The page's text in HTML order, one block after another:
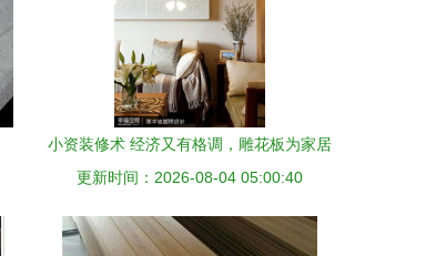
小资装修术 经济又有格调，雕花板为家居
点睛
更新时间：2026-08-04 05:00:40